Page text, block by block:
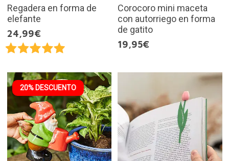
Regadera en forma de
elefante
24,99€
Corocoro mini maceta
con autorriego en forma
de gatito
19,95€
20% DESCUENTO